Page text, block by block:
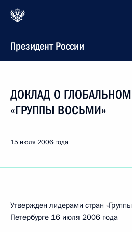
Президент России
ДОКЛАД О ГЛОБАЛЬНОМ
«ГРУППЫ ВОСЬМИ»
15 июля 2006 года
Утвержден лидерами стран
Петербурге 16 июля 2006 года